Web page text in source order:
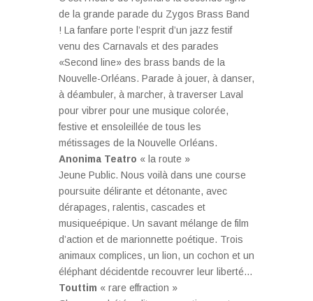
de la grande parade du Zygos Brass Band
! La fanfare porte l’esprit d’un jazz festif
venu des Carnavals et des parades
«Second line» des brass bands de la
Nouvelle-Orléans. Parade à jouer, à danser,
à déambuler, à marcher, à traverser Laval
pour vibrer pour une musique colorée,
festive et ensoleillée de tous les
métissages de la Nouvelle Orléans.
Anonima Teatro « la route »
Jeune Public. Nous voilà dans une course
poursuite délirante et détonante, avec
dérapages, ralentis, cascades et
musiqueépique. Un savant mélange de film
d’action et de marionnette poétique. Trois
animaux complices, un lion, un cochon et un
éléphant décidentde recouvrer leur liberté…
Touttim « rare effraction »